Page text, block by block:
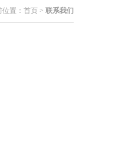
位置： 首页 > 联系我们